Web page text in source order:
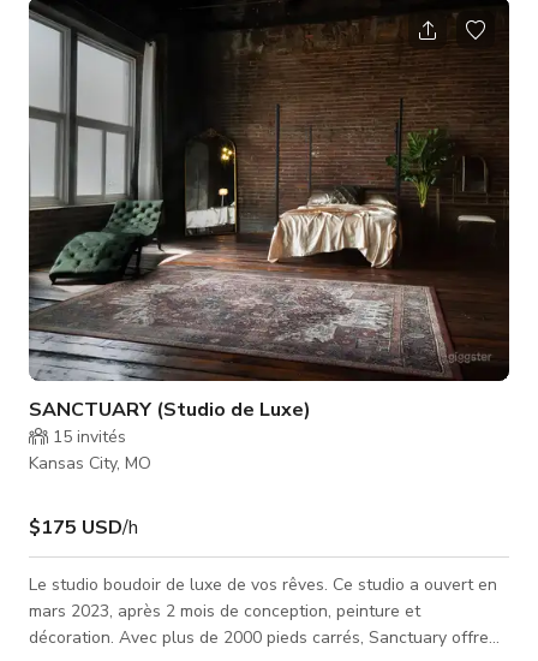
studios sont conçus pour répondre aux besoins des
photographes exigeants, des marques et des créatifs
recherchant une expérience premium. Idéalement situé au
cœur de Kansas City, Motive Photo Studio offre des options de
location flexibles — de l'accès hora
SANCTUARY (Studio de Luxe)
15 invités
Kansas City, MO
$175 USD/h
Le studio boudoir de luxe de vos rêves. Ce studio a ouvert en
mars 2023, après 2 mois de conception, peinture et
décoration. Avec plus de 2000 pieds carrés, Sanctuary offre